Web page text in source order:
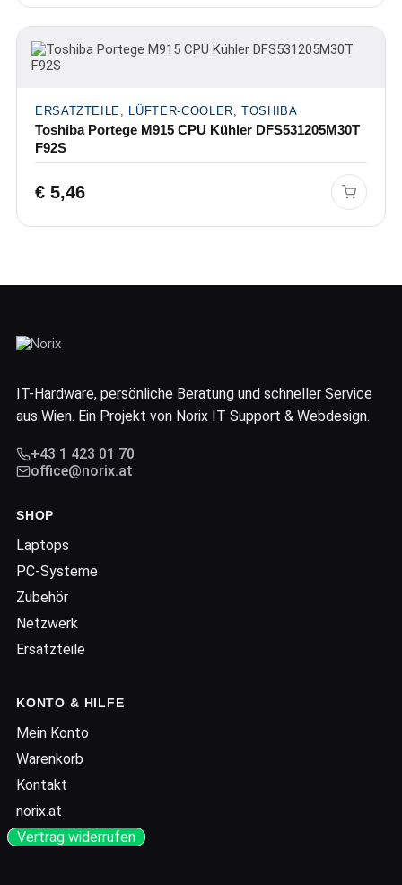
ERSATZTEILE, LÜFTER-COOLER, TOSHIBA
Toshiba Portege M915 CPU Kühler DFS531205M30T
F92S
€5,46
IT-Hardware, persönliche Beratung und schneller Service
aus Wien. Ein Projekt von Norix IT Support & Webdesign.
+43 1 423 01 70
office@norix.at
SHOP
Laptops
PC-Systeme
Zubehör
Netzwerk
Ersatzteile
KONTO & HILFE
Mein Konto
Warenkorb
Kontakt
norix.at
Vertrag widerrufen